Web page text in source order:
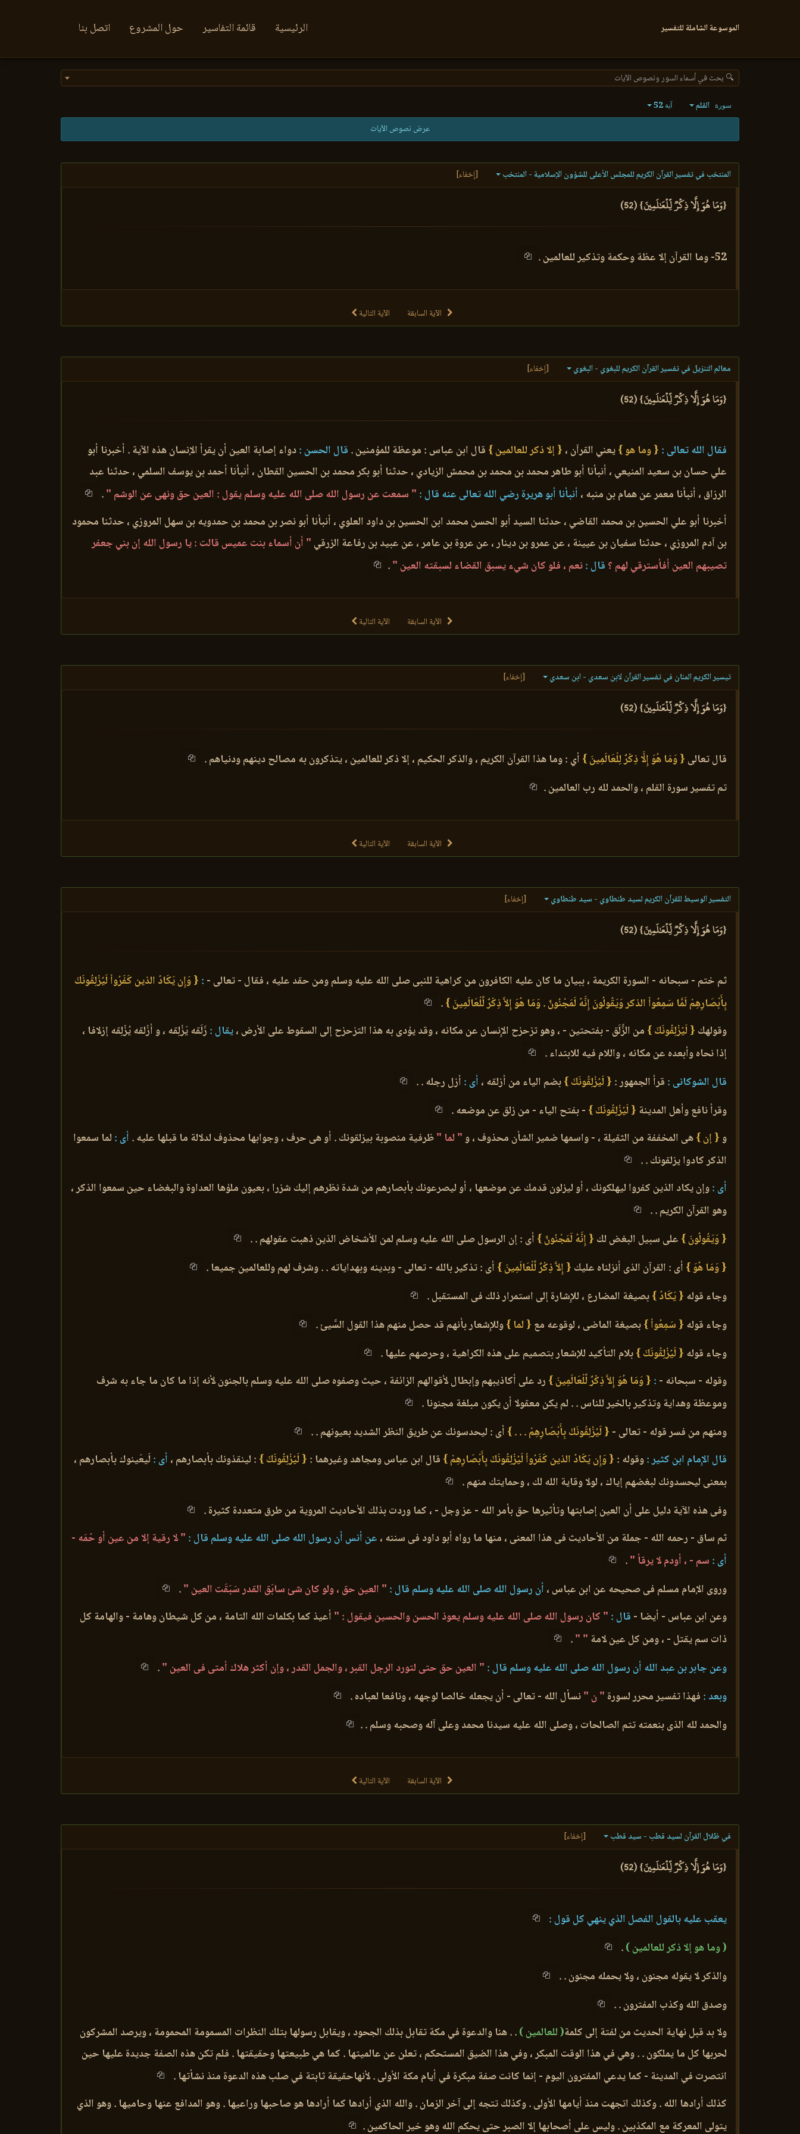
الموسوعة الشاملة للتفسير الرئيسية قائمة التفاسير حول المشروع اتصل بنا
🔍 بحث في أسماء السور ونصوص الآيات
سورة القلم آية 52
عرض نصوص الآيات
المنتخب في تفسير القرآن الكريم للمجلس الأعلى للشؤون الإسلامية - المنتخب [إخفاء]
{وَمَا هُوَ إِلَّا ذِكۡرٞ لِّلۡعَٰلَمِينَ} (52)
52- وما القرآن إلا عظة وحكمة وتذكير للعالمين .
الآية السابقة الآية التالية
معالم التنزيل في تفسير القرآن الكريم للبغوي - البغوي [إخفاء]
{وَمَا هُوَ إِلَّا ذِكۡرٞ لِّلۡعَٰلَمِينَ} (52)
فقال الله تعالى : { وما هو }يعني القرآن ، { إلا ذكر للعالمين } قال ابن عباس : موعظة للمؤمنين . قال الحسن :دواء إصابة العين أن يقرأ الإنسان هذه الآية . أخبرنا أبو
علي حسان بن سعيد المنيعي ، أنبأنا أبو طاهر محمد بن محمد بن محمش الزيادي ، حدثنا أبو بكر محمد بن الحسين القطان ، أنبأنا أحمد بن يوسف السلمي ، حدثنا عبد
الرزاق ، أنبأنا معمر عن همام بن منبه ، أنبأنا أبو هريرة رضي الله تعالى عنه قال : " سمعت عن رسول الله صلى الله عليه وسلم يقول : العين حق ونهى عن الوشم ".
أخبرنا أبو علي الحسين بن محمد القاضي ، حدثنا السيد أبو الحسن محمد ابن الحسين بن داود العلوي ، أنبأنا أبو نصر بن محمد بن حمدويه بن سهل المروزي ، حدثنا محمود
بن آدم المروزي ، حدثنا سفيان بن عيينة ، عن عمرو بن دينار ، عن عروة بن عامر ، عن عبيد بن رفاعة الزرقي " أن أسماء بنت عميس قالت : يا رسول الله إن بني جعفر
تصيبهم العين أفأسترقي لهم ؟ قال :نعم ، فلو كان شيء يسبق القضاء لسبقته العين ".
الآية السابقة الآية التالية
تيسير الكريم المنان في تفسير القرآن لابن سعدي - ابن سعدي [إخفاء]
{وَمَا هُوَ إِلَّا ذِكۡرٞ لِّلۡعَٰلَمِينَ} (52)
قال تعالى { وَمَا هُوَ إِلَّا ذِكْرٌ لِلْعَالَمِينَ } أي : وما هذا القرآن الكريم ، والذكر الحكيم ، إلا ذكر للعالمين ، يتذكرون به مصالح دينهم ودنياهم .
تم تفسير سورة القلم ، والحمد لله رب العالمين .
الآية السابقة الآية التالية
التفسير الوسيط للقرآن الكريم لسيد طنطاوي - سيد طنطاوي [إخفاء]
{وَمَا هُوَ إِلَّا ذِكۡرٞ لِّلۡعَٰلَمِينَ} (52)
ثم ختم - سبحانه - السورة الكريمة ، ببيان ما كان عليه الكافرون من كراهية للنبى صلى الله عليه وسلم ومن حقد عليه ، فقال - تعالى - : { وَإِن يَكَادُ الذين كَفَرُواْ لَيُزْلِقُونَكَ
بِأَبْصَارِهِمْ لَمَّا سَمِعُواْ الذكر وَيَقُولُونَ إِنَّهُ لَمَجْنُونٌ . وَمَا هُوَ إِلاَّ ذِكْرٌ لِّلْعَالَمِينَ }.
وقولهك { لَيُزْلِقُونَكَ } من الزَّلَق - بفتحتين - ، وهو تزحزح الإِنسان عن مكانه ، وقد يؤدى به هذا التزحزح إلى السقوط على الأرض ،يقال : زَلَقه يَزْلِقه ، و أزْلقه يُزْلِقه إزلافا ،
إذا نحاه وأبعده عن مكانه ، واللام فيه للابتداء .
قال الشوكانى : قرأ الجمهور : { لَيُزْلِقُونَكَ }بضم الياء من أزلقه ، أى : أزل رجله . .
وقرأ نافع وأهل المدينة { لَيُزْلِقُونَكَ } - بفتح الياء - من زلق عن موضعه .
و{ إن }هى المخففة من الثقيلة ، - واسمها ضمير الشأن محذوف ، و" لما "ظرفية منصوبة بيزلقونك . أو هى حرف ، وجوابها محذوف لدلالة ما قبلها عليه . أى : لما سمعوا
الذكر كادوا يزلقونك . .
أى :وإن يكاد الذين كفروا ليهلكونك ، أو ليزلون قدمك عن موضعها ، أو ليصرعونك بأبصارهم من شدة نظرهم إليك شزرا ، بعيون ملؤها العداوة والبغضاء حين سمعوا الذكر ،
وهو القرآن الكريم . .
{ وَيَقُولُونَ } على سبيل البغض لك { إِنَّهُ لَمَجْنُونٌ } أى : إن الرسول صلى الله عليه وسلم لمن الأشخاض الذين ذهبت عقولهم . .
{ وَمَا هُوَ } أى : القرآن الذى أنزلناه عليك { إِلاَّ ذِكْرٌ لِّلْعَالَمِينَ } أى : تذكير بالله - تعالى - وبدينه وبهداياته . . وشرف لهم وللعالمين جميعا .
وجاء قوله { يَكَادُ }بصيغة المضارع ، للإِشارة إلى استمرار ذلك فى المستقبل .
وجاء قوله { سَمِعُواْ }بصيغة الماضى ، لوقوعه مع { لما }وللإِشعار بأنهم قد حصل منهم هذا القول السَّيئ .
وجاء قوله { لَيُزْلِقُونَكَ }بلام التأكيد للإشعار بتصميم على هذه الكراهية ، وحرصهم عليها .
وقوله - سبحانه - : { وَمَا هُوَ إِلاَّ ذِكْرٌ لِّلْعَالَمِينَ } رد على أكاذيبهم وإبطال لأقوالهم الزائفة ، حيث وصفوه صلى الله عليه وسلم بالجنون لأنه إذا ما كان ما جاء به شرف
وموعظة وهداية وتذكير بالخير للناس . . لم يكن معقولا أن يكون مبلغة مجنونا .
ومنهم من فسر قوله - تعالى - { لَيُزْلِقُونَكَ بِأَبْصَارِهِمْ . . . } أى : ليحدسونك عن طريق النظر الشديد بعيونهم . .
قال الإِمام ابن كثير :وقوله : { وَإِن يَكَادُ الذين كَفَرُواْ لَيُزْلِقُونَكَ بِأَبْصَارِهِمْ } قال ابن عباس ومجاهد وغيرهما : { لَيُزْلِقُونَكَ } : لينقذونك بأبصارهم ، أى : لَيعَينوك بأبصارهم ،
بمعنى ليحسدونك لبغضهم إياك ، لولا وقاية الله لك ، وحمايتك منهم .
وفى هذه الآية دليل على أن العين إصابتها وتأثيرها حق بأمر الله - عز وجل - ، كما وردت بذلك الأحاديث المروية من طرق متعددة كثيرة .
ثم ساق - رحمه الله - جملة من الأحاديث فى هذا المعنى ، منها ما رواه أبو داود فى سننه ، عن أنس أن رسول الله صلى الله عليه وسلم قال : " لا رقية إلا من عين أو حُمَه -
أى : سم - ، أودم لا يرقأ ".
وروى الإمام مسلم فى صحيحه عن ابن عباس ، أن رسول الله صلى الله عليه وسلم قال : " العين حق ، ولو كان شئ سابَق القدر سَبَقَت العين ".
وعن ابن عباس - أيضا - قال : " كان رسول الله صلى الله عليه وسلم يعوذ الحسن والحسين فيقول : " أعيذ كما بكلمات الله التامة ، من كل شيطان وهامة - والهامة كل
ذات سم يقتل - ، ومن كل عين لامة " "
.
وعن جابر بن عبد الله أن رسول الله صلى الله عليه وسلم قال : " العين حق حتى لتورد الرجل القبر ، والجمل القدر ، وإن أكثر هلاك أمتى فى العين ".
وبعد : فهذا تفسير محرر لسورة " ن "نسأل الله - تعالى - أن يجعله خالصا لوجهه ، ونافعا لعباده .
والحمد لله الذى بنعمته تتم الصالحات ، وصلى الله عليه سيدنا محمد وعلى آله وصحبه وسلم . .
الآية السابقة الآية التالية
في ظلال القرآن لسيد قطب - سيد قطب [إخفاء]
{وَمَا هُوَ إِلَّا ذِكۡرٞ لِّلۡعَٰلَمِينَ} (52)
يعقب عليه بالقول الفصل الذي ينهي كل قول :
( وما هو إلا ذكر للعالمين ).
والذكر لا يقوله مجنون ، ولا يحمله مجنون . .
وصدق الله وكذب المفترون . .
ولا بد قبل نهاية الحديث من لفتة إلى كلمة( للعالمين ). . هنا والدعوة في مكة تقابل بذلك الجحود ، ويقابل رسولها بتلك النظرات المسمومة المحمومة ، ويرصد المشركون
لحربها كل ما يملكون . . وهي في هذا الوقت المبكر ، وفي هذا الضيق المستحكم ، تعلن عن عالميتها . كما هي طبيعتها وحقيقتها . فلم تكن هذه الصفة جديدة عليها حين
انتصرت في المدينة - كما يدعي المفترون اليوم - إنما كانت صفة مبكرة في أيام مكة الأولى . لأنهاحقيقة ثابتة في صلب هذه الدعوة منذ نشأتها .
كذلك أرادها الله . وكذلك اتجهت منذ أيامها الأولى . وكذلك تتجه إلى آخر الزمان . والله الذي أرادها كما أرادها هو صاحبها وراعيها . وهو المدافع عنها وحاميها . وهو الذي
يتولى المعركة مع المكذبين . وليس على أصحابها إلا الصبر حتى يحكم الله وهو خير الحاكمين .